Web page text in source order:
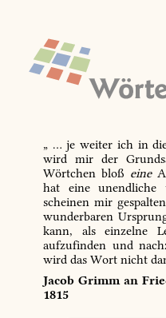
„ … je weiter ich in
wird mir der
Wörtchen bloß eine
hat eine unendliche
scheinen mir
wunderbaren
kann, als einzelne
aufzufinden und
wird das Wort nicht
Jacob Grimm an
1815